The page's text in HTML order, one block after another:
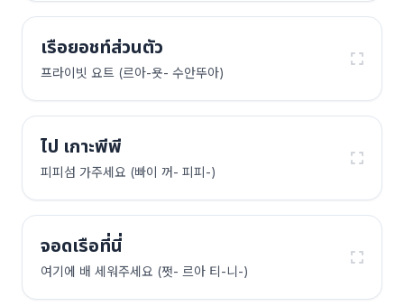
เรือยอชท์ส่วนตัว
프라이빗 요트 (르아-욧- 수안뚜아)
ไป เกาะพีพี
피피섬 가주세요 (빠이 꺼- 피피-)
จอดเรือที่นี่
여기에 배 세워주세요 (쩟- 르아 티-니-)